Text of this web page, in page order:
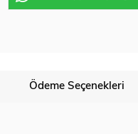
Ödeme Seçenekleri